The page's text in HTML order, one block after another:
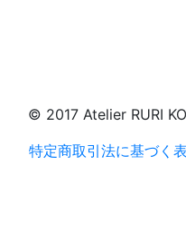
© 2017 Atelier RURI
特定商取引法に基づく